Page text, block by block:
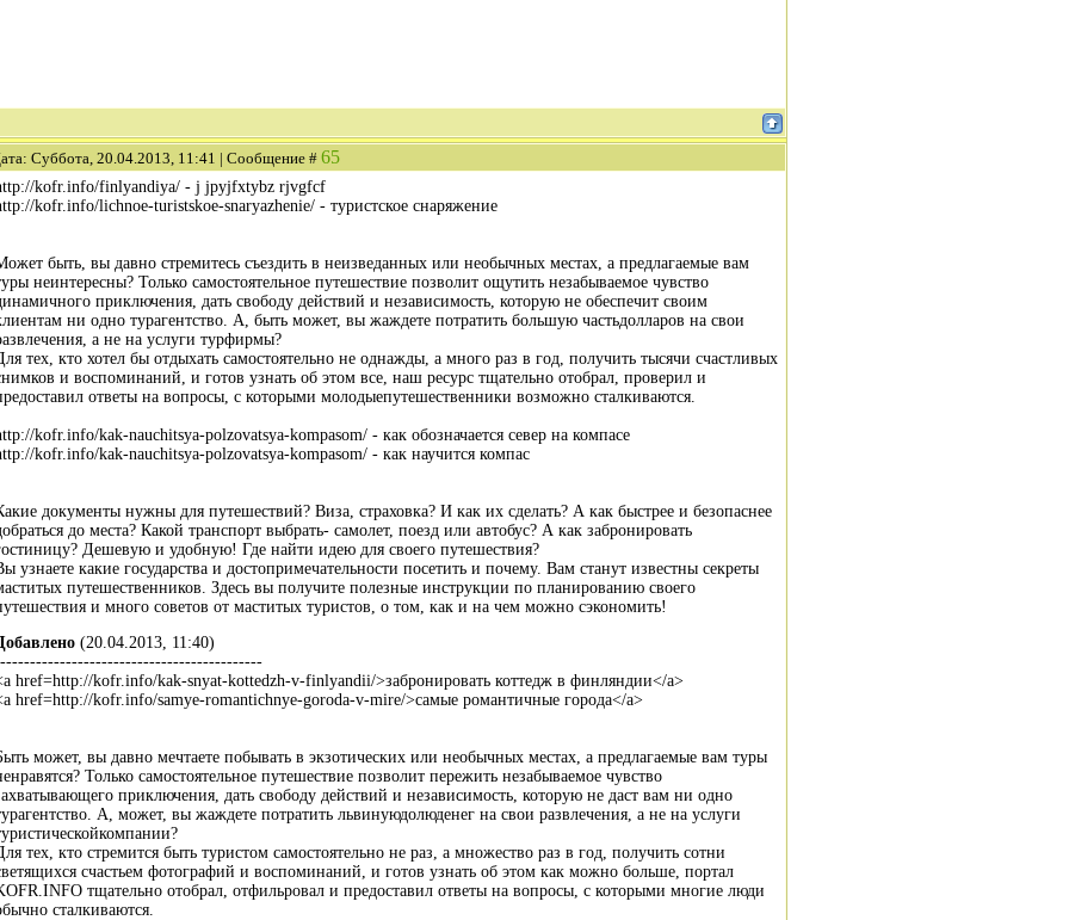
Суббота, 20.04.2013, 11:41 | Сообщение # 65
kofr.info/finlyandiya/ - j jpyjfxtybz rjvgfcf
kofr.info/lichnoe-turistskoe-snaryazhenie/ - туристское снаряжение
быть, вы давно стремитесь съездить в неизведанных или необычных местах, а предлагаемые вам
неинтересны? Только самостоятельное путешествие позволит ощутить незабываемое чувство
приключения, дать свободу действий и независимость, которую не обеспечит своим
ни одно турагентство. А, быть может, вы жаждете потратить большую частьдолларов на свои
а не на услуги турфирмы?
тех, кто хотел бы отдыхать самостоятельно не однажды, а много раз в год, получить тысячи счастливых
и воспоминаний, и готов узнать об этом все, наш ресурс тщательно отобрал, проверил и
ответы на вопросы, с которыми молодыепутешественники возможно сталкиваются.
kofr.info/kak-nauchitsya-polzovatsya-kompasom/ - как обозначается север на компасе
kofr.info/kak-nauchitsya-polzovatsya-kompasom/ - как научится компас
документы нужны для путешествий? Виза, страховка? И как их сделать? А как быстрее и безопаснее
до места? Какой транспорт выбрать- самолет, поезд или автобус? А как забронировать
Дешевую и удобную! Где найти идею для своего путешествия?
узнаете какие государства и достопримечательности посетить и почему. Вам станут известны секреты
путешественников. Здесь вы получите полезные инструкции по планированию своего
и много советов от маститых туристов, о том, как и на чем можно сэкономить!
(20.04.2013, 11:40)
href=http://kofr.info/kak-snyat-kottedzh-v-finlyandii/>забронировать коттедж в финляндии</a>
href=http://kofr.info/samye-romantichnye-goroda-v-mire/>самые романтичные города</a>
может, вы давно мечтаете побывать в экзотических или необычных местах, а предлагаемые вам туры
Только самостоятельное путешествие позволит пережить незабываемое чувство
приключения, дать свободу действий и независимость, которую не даст вам ни одно
А, может, вы жаждете потратить львинуюдолюденег на свои развлечения, а не на услуги
тех, кто стремится быть туристом самостоятельно не раз, а множество раз в год, получить сотни
счастьем фотографий и воспоминаний, и готов узнать об этом как можно больше, портал
тщательно отобрал, отфильровал и предоставил ответы на вопросы, с которыми многие люди
сталкиваются.